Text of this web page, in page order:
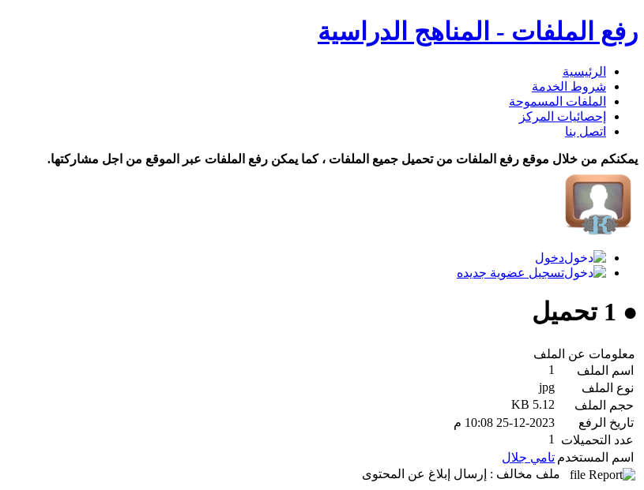
رفع الملفات - المناهج الدراسية
الرئيسية
شروط الخدمة
الملفات المسموحة
إحصائيات المركز
اتصل بنا
يمكنكم من خلال موقع رفع الملفات من تحميل جميع الملفات ، كما يمكن رفع الملفات عبر الموقع من اجل مشاركتها.
دخول
تسجيل عضوية جديده
● 1 تحميل
معلومات عن الملف
اسم الملف
1
نوع الملف
jpg
حجم الملف
5.12 KB
تاريخ الرفع
25-12-2023 10:08 م
عدد التحميلات
1
اسم المستخدم تامي جلال
ملف مخالف : إرسال إبلاغ عن المحتوى